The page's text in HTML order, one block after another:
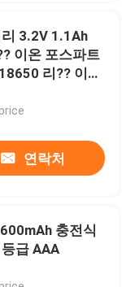
3.2V 1.1Ah
이온 포스파트
리?? 이온
연락처
충전식
급 AAA